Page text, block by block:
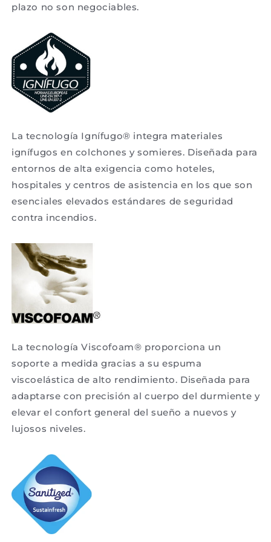
plazo no son negociables.
La tecnología Ignífugo® integra materiales
ignífugos en colchones y somieres. Diseñada para
entornos de alta exigencia como hoteles,
hospitales y centros de asistencia en los que son
esenciales elevados estándares de seguridad
contra incendios.
La tecnología Viscofoam® proporciona un
soporte a medida gracias a su espuma
viscoelástica de alto rendimiento. Diseñada para
adaptarse con precisión al cuerpo del durmiente y
elevar el confort general del sueño a nuevos y
lujosos niveles.